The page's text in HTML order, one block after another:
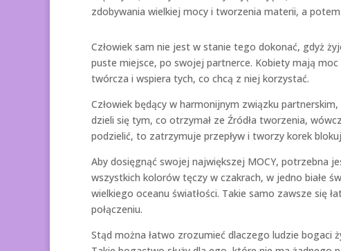
zdobywania wielkiej mocy i tworzenia materii, a
Człowiek sam nie jest w stanie tego dokonać, gdyż
puste miejsce, po swojej partnerce. Kobiety mają
twórcza i wspiera tych, co chcą z niej korzystać.
Człowiek będący w harmonijnym związku
dzieli się tym, co otrzymał ze Źródła tworzenia,
podzielić, to zatrzymuje przepływ i tworzy korek
Aby dosięgnąć swojej największej MOCY, potrzebna
wszystkich kolorów tęczy w czakrach, w jedno białe
wielkiego oceanu światłości. Takie samo zawsze się
połączeniu.
Stąd można łatwo zrozumieć dlaczego ludzie bogaci